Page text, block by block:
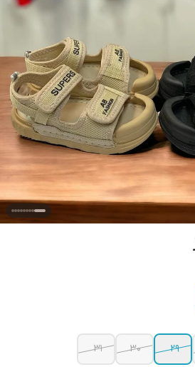
29
30
31